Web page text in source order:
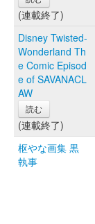
(連載終了)
Disney Twisted-
Wonderland Th
e Comic Episod
e of SAVANACL
AW
読む
(連載終了)
枢やな画集 黒
執事